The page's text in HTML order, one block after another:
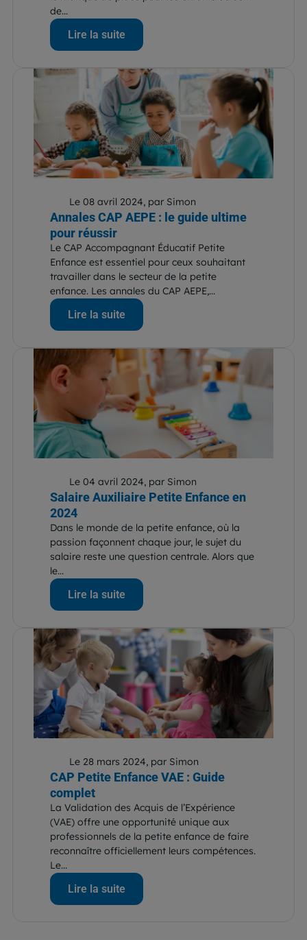
de...
Lire la suite
Le 08 avril 2024, par Simon
Annales CAP AEPE : le guide ultime
pour réussir
Le CAP Accompagnant Éducatif Petite
Enfance est essentiel pour ceux souhaitant
travailler dans le secteur de la petite
enfance. Les annales du CAP AEPE,...
Lire la suite
Le 04 avril 2024, par Simon
Salaire Auxiliaire Petite Enfance en
2024
Dans le monde de la petite enfance, où la
passion façonnent chaque jour, le sujet du
salaire reste une question centrale. Alors que
le...
Lire la suite
Le 28 mars 2024, par Simon
CAP Petite Enfance VAE : Guide
complet
La Validation des Acquis de l’Expérience
(VAE) offre une opportunité unique aux
professionnels de la petite enfance de faire
reconnaître officiellement leurs compétences.
Le...
Lire la suite